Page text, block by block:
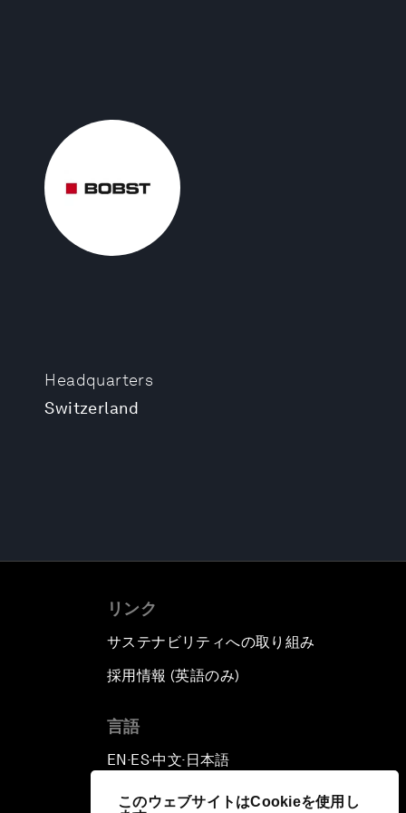
このウェブサイトはCookieを使用し
Headquarters
Switzerland
リンク
サステナビリティへの取り組み
採用情報 (英語のみ)
言語
EN ▪ES▪中文▪ 日本語